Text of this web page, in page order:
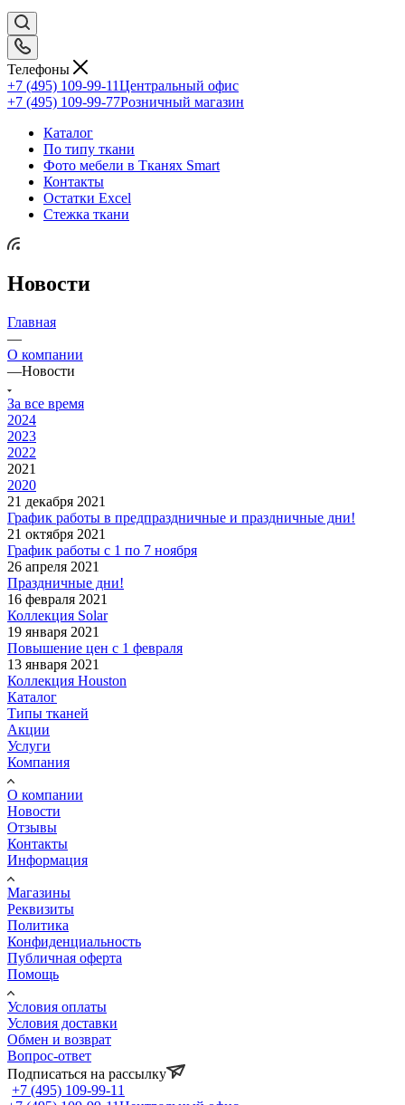
Телефоны
+7 (495) 109-99-11Центральный офис
+7 (495) 109-99-77Розничный магазин
Каталог
По типу ткани
Фото мебели в Тканях Smart
Контакты
Остатки Excel
Стежка ткани
Новости
Главная
—
О компании
—Новости
За все время
2024
2023
2022
2021
2020
21 декабря 2021
График работы в предпраздничные и праздничные дни!
21 октября 2021
График работы с 1 по 7 ноября
26 апреля 2021
Праздничные дни!
16 февраля 2021
Коллекция Solar
19 января 2021
Повышение цен с 1 февраля
13 января 2021
Коллекция Houston
Каталог
Типы тканей
Акции
Услуги
Компания
О компании
Новости
Отзывы
Контакты
Информация
Магазины
Реквизиты
Политика
Конфиденциальность
Публичная оферта
Помощь
Условия оплаты
Условия доставки
Обмен и возврат
Вопрос-ответ
Подписаться на рассылку
+7 (495) 109-99-11